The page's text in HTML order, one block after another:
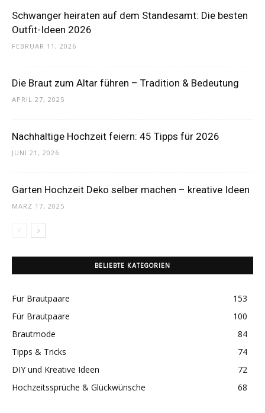
Schwanger heiraten auf dem Standesamt: Die besten
Outfit-Ideen 2026
FEBRUAR 11, 2026
Die Braut zum Altar führen – Tradition & Bedeutung
APRIL 27, 2025
Nachhaltige Hochzeit feiern: 45 Tipps für 2026
JUNI 21, 2026
Garten Hochzeit Deko selber machen – kreative Ideen
MÄRZ 17, 2025
BELIEBTE KATEGORIEN
Für Brautpaare
153
Für Brautpaare
100
Brautmode
84
Tipps & Tricks
74
DIY und Kreative Ideen
72
Hochzeitssprüche & Glückwünsche
68